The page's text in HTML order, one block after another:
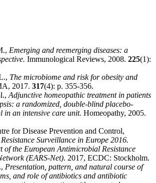
Emerging and reemerging diseases: a
Immunological Reviews, 2008. 225(1):
The microbiome and risk for obesity and
2017. 317(4): p. 355-356.
Adjunctive homeopathic treatment in patients
a randomized, double-blind placebo-
in an intensive care unit. Homeopathy, 2005.
for Disease Prevention and Control,
Surveillance in Europe 2016.
of the European Antimicrobial Resistance
(EARS-Net). 2017, ECDC: Stockholm.
Presentation, pattern, and natural course of
and role of antibiotics and antibiotic